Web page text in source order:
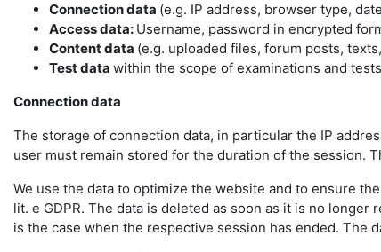
Connection data (e.g. IP address, browser type,
Access data: Username, password in encrypted
Content data (e.g. uploaded files, forum posts,
Test data within the scope of examinations and tests
Connection data
The storage of connection data, in particular the IP
user must remain stored for the duration of the session.
We use the data to optimize the website and to ensure
lit. e GDPR. The data is deleted as soon as it is no
is the case when the respective session has ended. The